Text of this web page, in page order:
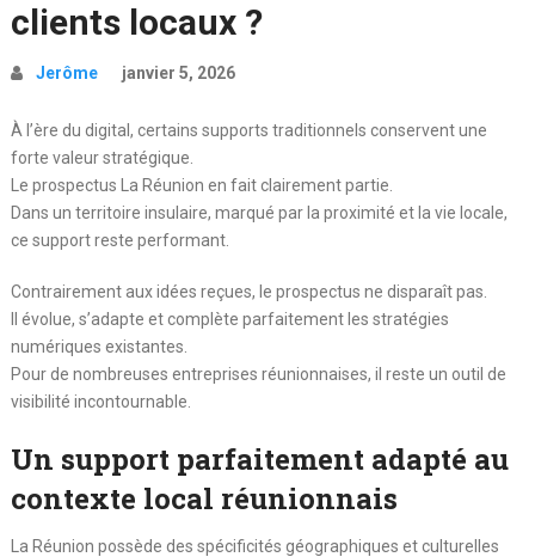
clients locaux ?
Jerôme janvier 5, 2026
À l’ère du digital, certains supports traditionnels conservent une
forte valeur stratégique.
Le prospectus La Réunion en fait clairement partie.
Dans un territoire insulaire, marqué par la proximité et la vie locale,
ce support reste performant.
Contrairement aux idées reçues, le prospectus ne disparaît pas.
Il évolue, s’adapte et complète parfaitement les stratégies
numériques existantes.
Pour de nombreuses entreprises réunionnaises, il reste un outil de
visibilité incontournable.
Un support parfaitement adapté au
contexte local réunionnais
La Réunion possède des spécificités géographiques et culturelles